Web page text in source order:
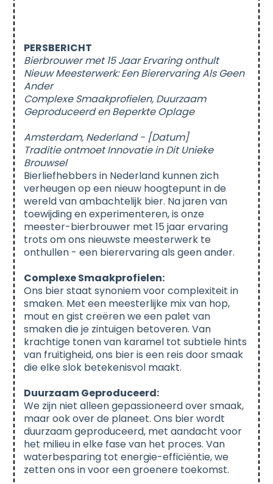
PERSBERICHT
Bierbrouwer met 15 Jaar Ervaring onthult
Nieuw Meesterwerk: Een Bierervaring Als Geen
Ander
Complexe Smaakprofielen, Duurzaam
Geproduceerd en Beperkte Oplage
Amsterdam, Nederland - [Datum]
Traditie ontmoet Innovatie in Dit Unieke
Brouwsel
Bierliefhebbers in Nederland kunnen zich
verheugen op een nieuw hoogtepunt in de
wereld van ambachtelijk bier. Na jaren van
toewijding en experimenteren, is onze
meester-bierbrouwer met 15 jaar ervaring
trots om ons nieuwste meesterwerk te
onthullen - een bierervaring als geen ander.
Complexe Smaakprofielen:
Ons bier staat synoniem voor complexiteit in
smaken. Met een meesterlijke mix van hop,
mout en gist creëren we een palet van
smaken die je zintuigen betoveren. Van
krachtige tonen van karamel tot subtiele hints
van fruitigheid, ons bier is een reis door smaak
die elke slok betekenisvol maakt.
Duurzaam Geproduceerd:
We zijn niet alleen gepassioneerd over smaak,
maar ook over de planeet. Ons bier wordt
duurzaam geproduceerd, met aandacht voor
het milieu in elke fase van het proces. Van
waterbesparing tot energie-efficiëntie, we
zetten ons in voor een groenere toekomst.